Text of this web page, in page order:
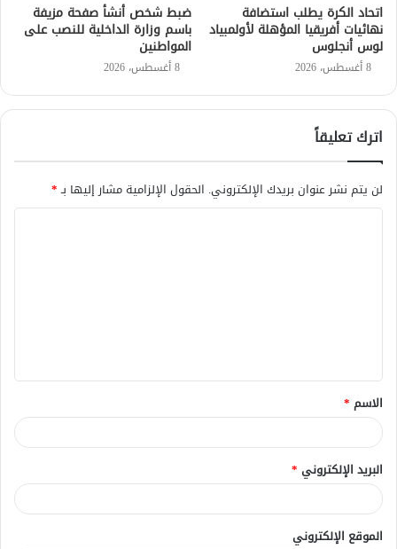
اتحاد الكرة يطلب استضافة
نهائيات أفريقيا المؤهلة لأولمبياد
لوس أنجلوس
8 أغسطس، 2026
ضبط شخص أنشأ صفحة مزيفة
باسم وزارة الداخلية للنصب على
المواطنين
8 أغسطس، 2026
اترك تعليقاً
لن يتم نشر عنوان بريدك الإلكتروني. الحقول الإلزامية مشار إليها بـ*
ق
*
الاسم *
البريد الإلكتروني *
الموقع الإلكتروني